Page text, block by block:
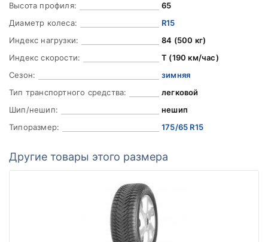
Высота профиля:
65
Диаметр колеса:
R15
Индекс нагрузки:
84 (500 кг)
Индекс скорости:
T (190 км/час)
Сезон:
зимняя
Тип транспортного средства:
легковой
Шип/нешип:
нешип
Типоразмер:
175/65 R15
Другие товары этого размера